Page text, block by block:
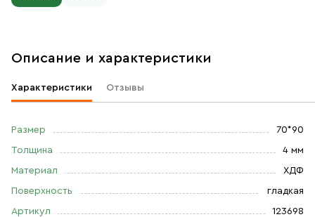
Описание и характеристики
Характеристики Отзывы
Размер 70*90
Толщина 4 мм
Материал ХДФ
Поверхность гладкая
Артикул 123698